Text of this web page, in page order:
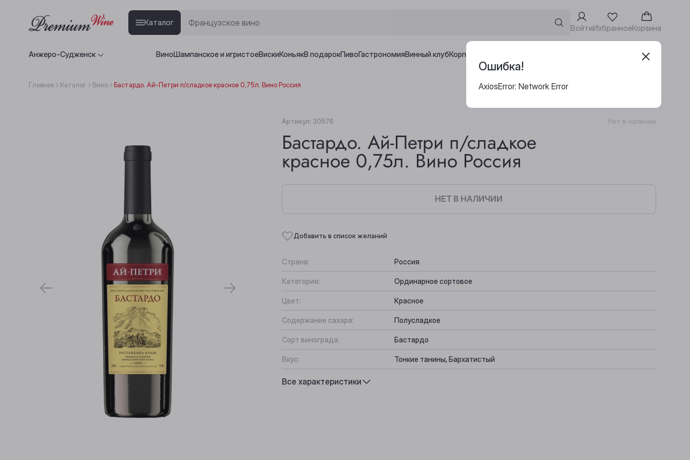
Каталог
ВойтиИзбранноеКорзина
Анжеро-Судженск ВиноШампанское и игристоеВискиКоньякВ подарокПивоГастрономияВинный клубКорпоративным клиентам Адреса винотек
Главная Каталог Вино Бастардо. Ай-Петри п/сладкое красное 0,75л. Вино Россия
Артикул: 30576 Нет в наличии
Бастардо. Ай-Петри п/сладкое
красное 0,75л. Вино Россия
НЕТ В НАЛИЧИИ
Добавить в список желаний
Страна: Россия
Категория: Ординарное сортовое
Цвет: Красное
Содержание сахара: Полусладкое
Сорт винограда: Бастардо
Вкус: Тонкие танины, Бархатистый
Все характеристики
Подходит к:
Ошибка!
AxiosError: Network Error